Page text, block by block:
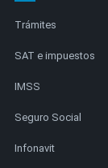
Trámites
SAT e impuestos
IMSS
Seguro Social
Infonavit